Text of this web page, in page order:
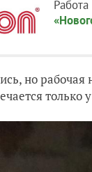
но рабочая
только